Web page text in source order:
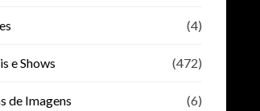
(4)
e Shows (472)
de Imagens (6)